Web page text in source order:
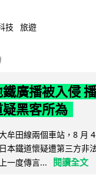
技 旅遊
鐵廣播被入侵
黑客所為
牟田線兩個車站，8 月
本鐵道懷疑遭第三方非
一度傳言...
閱讀全文